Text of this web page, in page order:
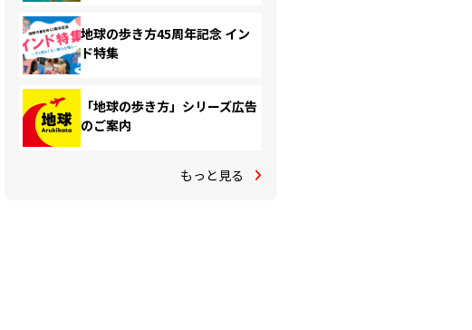
地球の歩き方45周年記念 イン
ド特集
「地球の歩き方」シリーズ広告
のご案内
もっと見る